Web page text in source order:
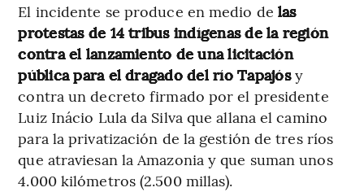
El incidente se produce en medio de las
protestas de 14 tribus indígenas de la región
contra el lanzamiento de una licitación
pública para el dragado del río Tapajósy
contra un decreto firmado por el presidente
Luiz Inácio Lula da Silva que allana el camino
para la privatización de la gestión de tres ríos
que atraviesan la Amazonia y que suman unos
4.000 kilómetros (2.500 millas).